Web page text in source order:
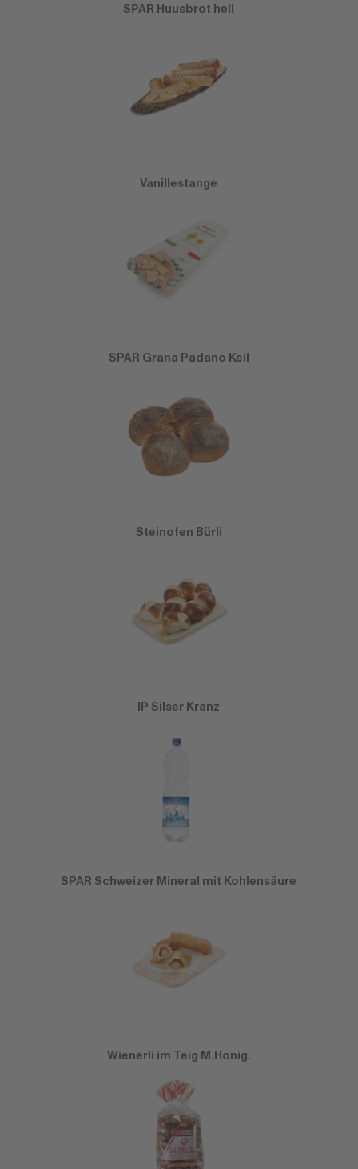
SPAR Huusbrot hell
Vanillestange
SPAR Grana Padano Keil
Steinofen Bürli
IP Silser Kranz
SPAR Schweizer Mineral mit Kohlensäure
Wienerli im Teig M.Honig.